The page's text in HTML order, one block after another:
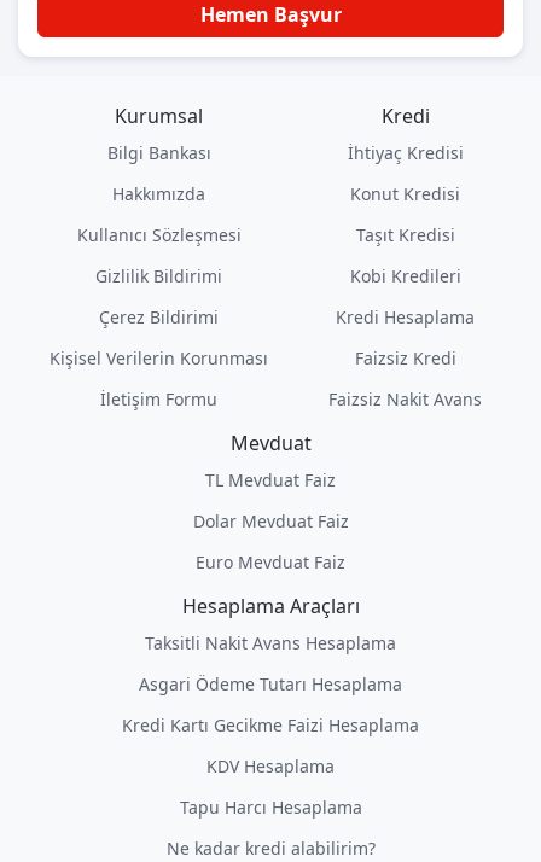
Hemen Başvur
Kurumsal
Bilgi Bankası
Hakkımızda
Kullanıcı Sözleşmesi
Gizlilik Bildirimi
Çerez Bildirimi
Kişisel Verilerin Korunması
İletişim Formu
Kredi
İhtiyaç Kredisi
Konut Kredisi
Taşıt Kredisi
Kobi Kredileri
Kredi Hesaplama
Faizsiz Kredi
Faizsiz Nakit Avans
Mevduat
TL Mevduat Faiz
Dolar Mevduat Faiz
Euro Mevduat Faiz
Hesaplama Araçları
Taksitli Nakit Avans Hesaplama
Asgari Ödeme Tutarı Hesaplama
Kredi Kartı Gecikme Faizi Hesaplama
KDV Hesaplama
Tapu Harcı Hesaplama
Ne kadar kredi alabilirim?